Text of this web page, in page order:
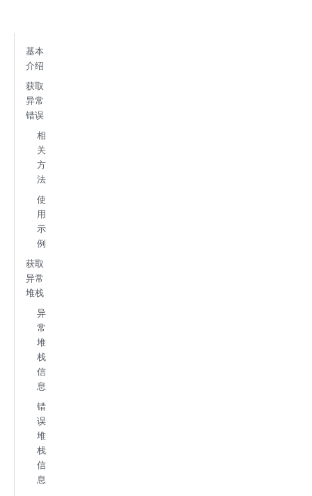
基本
介绍
获取
异常
错误
相
关
方
法
使
用
示
例
获取
异常
堆栈
异
常
堆
栈
信
息
错
误
堆
栈
信
息